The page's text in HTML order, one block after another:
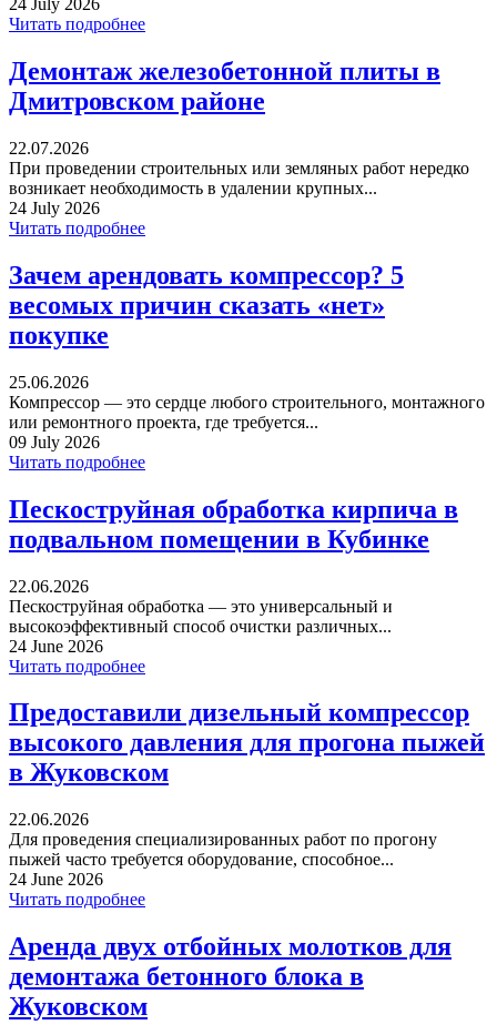
24 July 2026
Читать подробнее
Демонтаж железобетонной плиты в
Дмитровском районе
22.07.2026
При проведении строительных или земляных работ нередко
возникает необходимость в удалении крупных...
24 July 2026
Читать подробнее
Зачем арендовать компрессор? 5
весомых причин сказать «нет»
покупке
25.06.2026
Компрессор — это сердце любого строительного, монтажного
или ремонтного проекта, где требуется...
09 July 2026
Читать подробнее
Пескоструйная обработка кирпича в
подвальном помещении в Кубинке
22.06.2026
Пескоструйная обработка — это универсальный и
высокоэффективный способ очистки различных...
24 June 2026
Читать подробнее
Предоставили дизельный компрессор
высокого давления для прогона пыжей
в Жуковском
22.06.2026
Для проведения специализированных работ по прогону
пыжей часто требуется оборудование, способное...
24 June 2026
Читать подробнее
Аренда двух отбойных молотков для
демонтажа бетонного блока в
Жуковском